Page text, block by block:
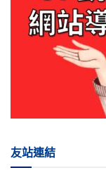
友站連結